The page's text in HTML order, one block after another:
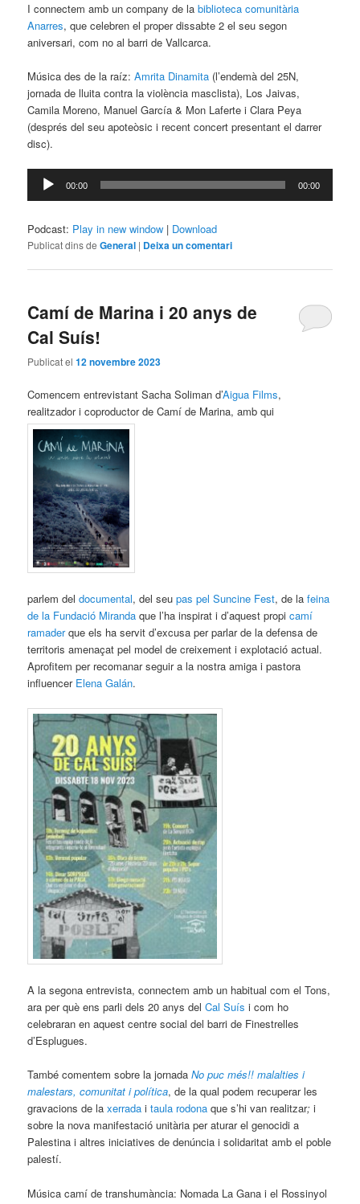
I connectem amb un company de labiblioteca comunitària
Anarres, que celebren el proper dissabte 2 el seu segon
aniversari, com no al barri de Vallcarca.
Música des de la raíz:Amrita Dinamita (l’endemà del 25N,
jornada de lluita contra la violència masclista), Los Jaivas,
Camila Moreno, Manuel García & Mon Laferte i Clara Peya
(després del seu apoteòsic i recent concert presentant el darrer
disc).
Reproductor
d'àudio
00:00 00:00
Podcast: Play in new window | Download
Publicat dins de General | Deixa un comentari
Camí de Marina i 20 anys de
Cal Suís!
Publicat el12 novembre 2023
Comencem entrevistant Sacha Soliman d’Aigua Films,
realitzador i coproductor de Camí de Marina, amb qui
parlem deldocumental, del seupas pel Suncine Fest, de lafeina
de la Fundació Miranda que l’ha inspirat i d’aquest propicamí
ramaderque els ha servit d’excusa per parlar de la defensa de
territoris amenaçat pel model de creixement i explotació actual.
Aprofitem per recomanar seguir a la nostra amiga i pastora
influencer Elena Galán.
A la segona entrevista, connectem amb un habitual com el Tons,
ara per què ens parli dels 20 anys delCal Suís i com ho
celebraran en aquest centre social del barri de Finestrelles
d’Esplugues.
També comentem sobre la jornadaNo puc més!! malalties i
malestars, comunitat i política, de la qual podem recuperar les
gravacions de laxerrada itaula rodona que s’hi van realitzar; i
sobre la nova manifestació unitària per aturar el genocidi a
Palestina i altres iniciatives de denúncia i solidaritat amb el poble
palestí.
Música camí de transhumància: Nomada La Gana i el Rossinyol